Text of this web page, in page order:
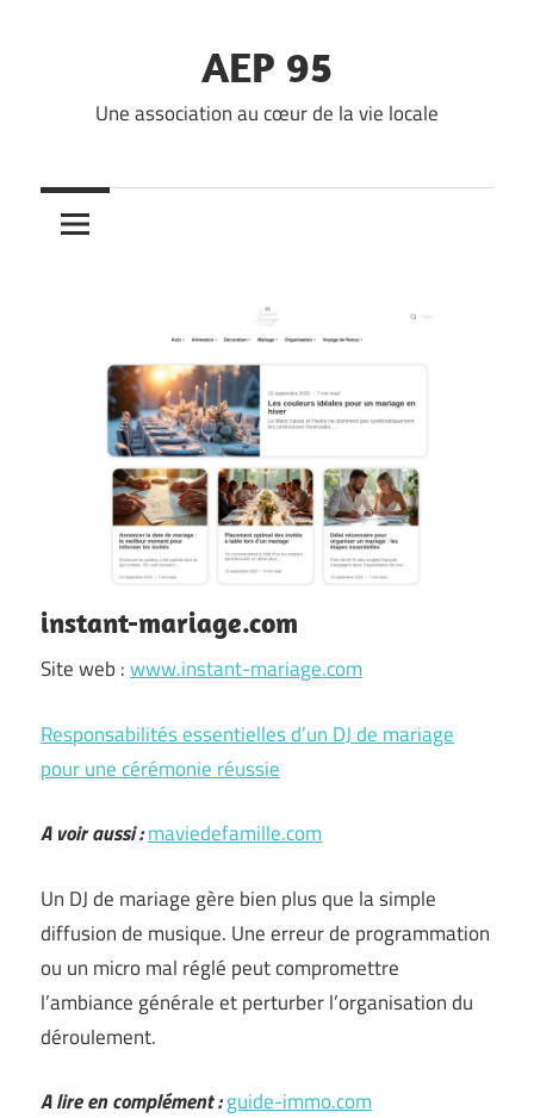
AEP 95
Une association au cœur de la vie locale
instant-mariage.com
Site web :www.instant-mariage.com
Responsabilités essentielles d’un DJ de mariage
pour une cérémonie réussie
A voir aussi :maviedefamille.com
Un DJ de mariage gère bien plus que la simple
diffusion de musique. Une erreur de programmation
ou un micro mal réglé peut compromettre
l’ambiance générale et perturber l’organisation du
déroulement.
A lire en complément :guide-immo.com